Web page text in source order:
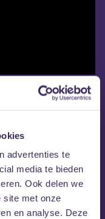
advertenties te
media te bieden
Ook delen we
site met onze
en analyse. Deze